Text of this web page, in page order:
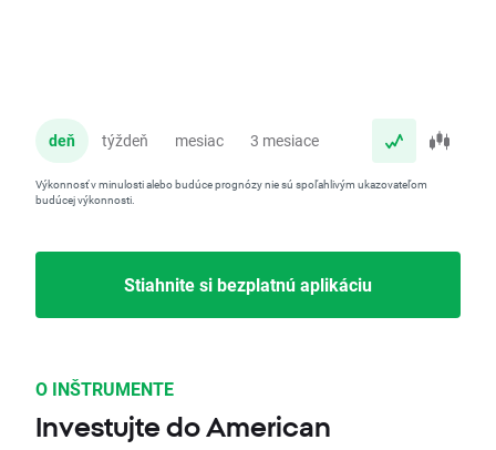
deň týždeň mesiac 3 mesiace
Výkonnosť v minulosti alebo budúce prognózy nie sú spoľahlivým ukazovateľom
budúcej výkonnosti.
Stiahnite si bezplatnú aplikáciu
O INŠTRUMENTE
Investujte do American